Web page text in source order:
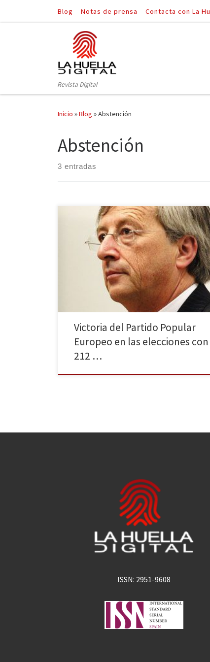
Saltar al contenido
Blog Notas de prensa Contacta con La
Revista Digital
Inicio »Blog »Abstención
Abstención
3 entradas
El Partido Popular Europeo ha conseguido
en el Parlamento este domingo 25 de mayo
del Partido Socialista con 186 escaños. Tras ellos,
Grupo Liberal ha conseguido 70 y los Verdes 55. La
izquierda radical ha ganado terreno con 47
En España con un 98% de los votos […]
Victoria del Partido Popular
Europeo en las elecciones con
212 …
ISSN: 2951-9608